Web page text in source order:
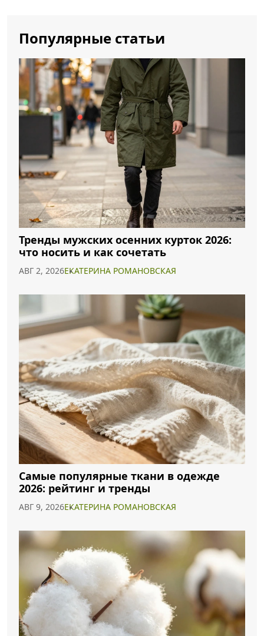
Популярные статьи
Тренды мужских осенних курток 2026:
что носить и как сочетать
АВГ 2, 2026ЕКАТЕРИНА РОМАНОВСКАЯ
Самые популярные ткани в одежде
2026: рейтинг и тренды
АВГ 9, 2026ЕКАТЕРИНА РОМАНОВСКАЯ